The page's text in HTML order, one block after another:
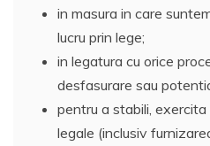
in masura in care
lucru prin lege;
in legatura cu orice
desfasurare sau
pentru a stabili,
legale (inclusiv